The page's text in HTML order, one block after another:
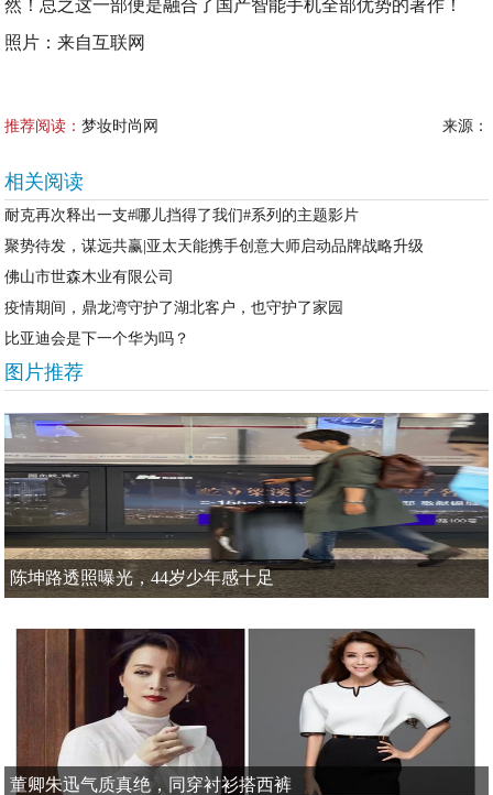
然！总之这一部便是融合了国产智能手机全部优势的著作！
照片：来自互联网
推荐阅读：梦妆时尚网 来源：
相关阅读
耐克再次释出一支#哪儿挡得了我们#系列的主题影片
聚势待发，谋远共赢|亚太天能携手创意大师启动品牌战略升级
佛山市世森木业有限公司
疫情期间，鼎龙湾守护了湖北客户，也守护了家园
比亚迪会是下一个华为吗？
图片推荐
陈坤路透照曝光，44岁少年感十足
董卿朱迅气质真绝，同穿衬衫搭西裤